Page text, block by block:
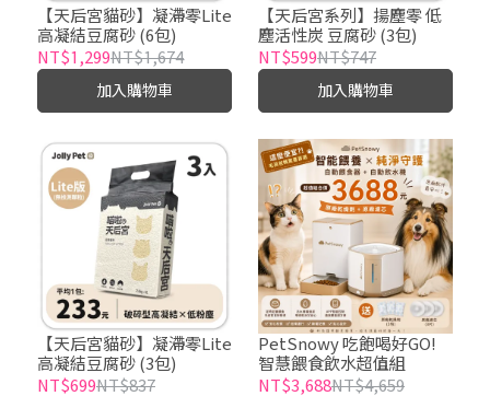
【天后宮貓砂】凝滯零Lite
高凝結豆腐砂 (6包)
NT$1,299NT$1,674
加入購物車
【天后宮系列】揚塵零 低
塵活性炭 豆腐砂 (3包)
NT$599NT$747
加入購物車
【天后宮貓砂】凝滯零Lite
高凝結豆腐砂 (3包)
NT$699NT$837
PetSnowy 吃飽喝好GO!
智慧餵食飲水超值組
NT$3,688NT$4,659